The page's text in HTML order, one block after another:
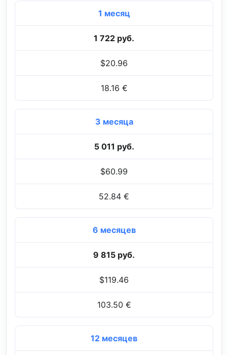
1 месяц
1 722 руб.
$20.96
18.16 €
3 месяца
5 011 руб.
$60.99
52.84 €
6 месяцев
9 815 руб.
$119.46
103.50 €
12 месяцев